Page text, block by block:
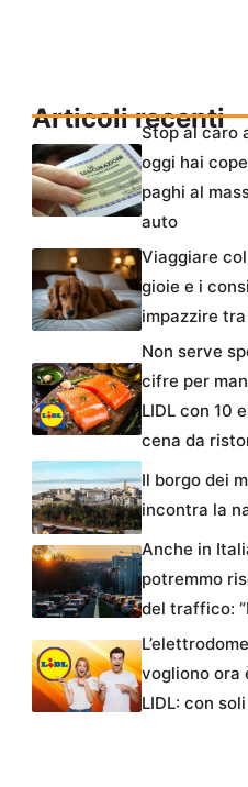
Articoli recenti
Stop al caro
oggi hai
paghi al
auto
Viaggiare
gioie e i
impazzire
Non serve
cifre per
LIDL con 10
cena da
Il borgo dei
incontra la
Anche in
potremmo
del traffico:
vogliono ora
LIDL: con